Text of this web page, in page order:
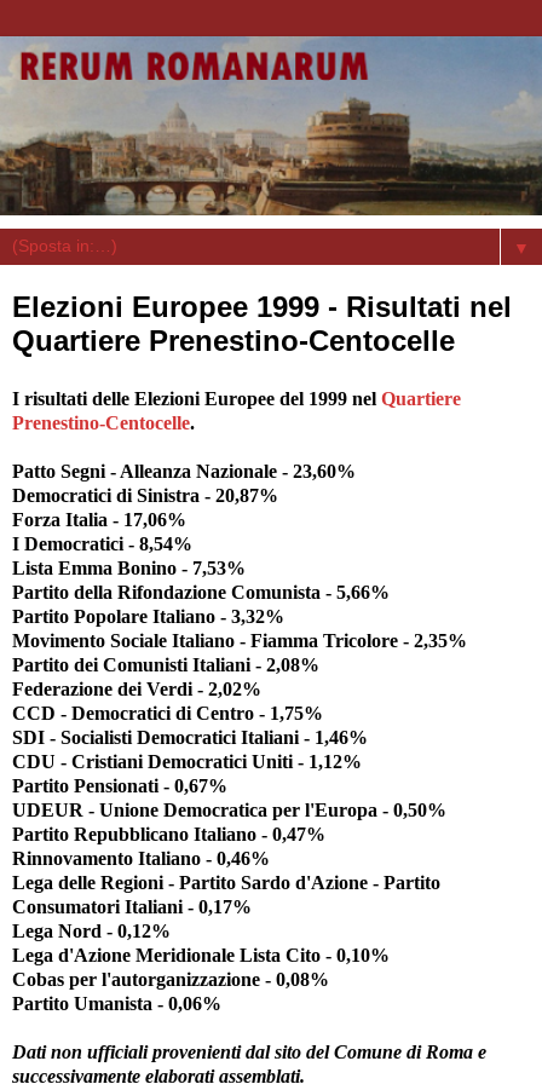
▼
Elezioni Europee 1999 - Risultati nel
Quartiere Prenestino-Centocelle
I risultati delle Elezioni Europee del 1999 nel Quartiere
Prenestino-Centocelle.
Patto Segni - Alleanza Nazionale - 23,60%
Democratici di Sinistra - 20,87%
Forza Italia - 17,06%
I Democratici - 8,54%
Lista Emma Bonino - 7,53%
Partito della Rifondazione Comunista - 5,66%
Partito Popolare Italiano - 3,32%
Movimento Sociale Italiano - Fiamma Tricolore - 2,35%
Partito dei Comunisti Italiani - 2,08%
Federazione dei Verdi - 2,02%
CCD - Democratici di Centro - 1,75%
SDI - Socialisti Democratici Italiani - 1,46%
CDU - Cristiani Democratici Uniti - 1,12%
Partito Pensionati - 0,67%
UDEUR - Unione Democratica per l'Europa - 0,50%
Partito Repubblicano Italiano - 0,47%
Rinnovamento Italiano - 0,46%
Lega delle Regioni - Partito Sardo d'Azione - Partito
Consumatori Italiani - 0,17%
Lega Nord - 0,12%
Lega d'Azione Meridionale Lista Cito - 0,10%
Cobas per l'autorganizzazione - 0,08%
Partito Umanista - 0,06%
Dati non ufficiali provenienti dal sito del Comune di Roma e
successivamente elaborati assemblati.